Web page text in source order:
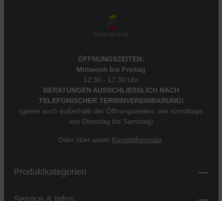
ÖFFNUNGSZEITEN:
Mittwoch bis Freitag
12:30 - 17:30 Uhr
BERATUNGEN AUSSCHLIESSLICH NACH
TELEFONISCHER TERMINVEREINBARUNG!
(gerne auch außerhalb der Öffnungszeiten, wie vormittags
von Dienstag bis Samstag)
Oder über unser Kontaktformular
Produktkategorien
Service & Infos